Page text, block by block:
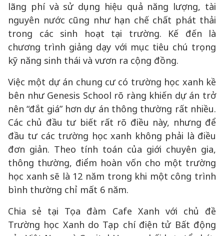
lãng phí và sử dụng hiệu quả năng lượng, tài
nguyên nước cũng như hạn chế chất phát thải
trong các sinh hoạt tại trường. Kế đến là
chương trình giảng dạy với mục tiêu chú trọng
kỹ năng sinh thái và vươn ra cộng đồng.
Việc một dự án chung cư có trường học xanh kề
bên như Genesis School rõ ràng khiến dự án trở
nên “đắt giá” hơn dự án thông thường rất nhiều.
Các chủ đầu tư biết rất rõ điều này, nhưng để
đầu tư các trường học xanh không phải là điều
đơn giản. Theo tính toán của giới chuyên gia,
thông thường, điểm hoàn vốn cho một trường
học xanh sẽ là 12 năm trong khi một công trình
bình thường chỉ mất 6 năm.
Chia sẻ tại Tọa đàm Cafe Xanh với chủ đề
Trường học Xanh do Tạp chí điện tử Bất động